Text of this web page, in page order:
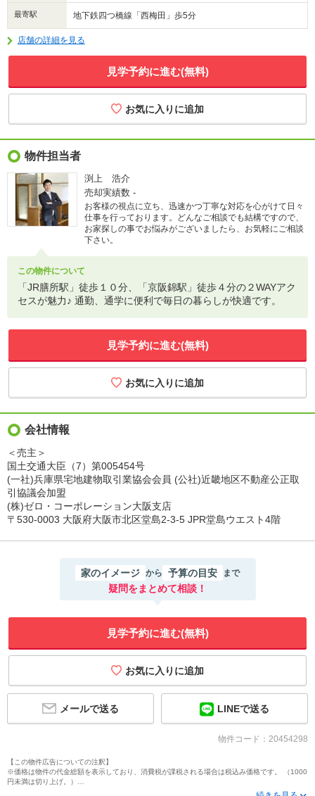
最寄駅 地下鉄四つ橋線「西梅田」歩5分
店舗の詳細を見る
見学予約に進む(無料)
物件担当者
渕上 浩介
売却実績数 -
お客様の視点に立ち、迅速かつ丁寧な対応を心がけて日々
仕事を行っております。どんなご相談でも結構ですので、
お家探しの事でお悩みがございましたら、お気軽にご相談
下さい。
この物件について
「JR膳所駅」徒歩１０分、「京阪錦駅」徒歩４分の２WAYアク
セスが魅力♪ 通勤、通学に便利で毎日の暮らしが快適です。
見学予約に進む(無料)
会社情報
＜売主＞
国土交通大臣（7）第005454号
(一社)兵庫県宅地建物取引業協会会員 (公社)近畿地区不動産公正取
引協議会加盟
(株)ゼロ・コーポレーション大阪支店
〒530-0003 大阪府大阪市北区堂島2-3-5 JPR堂島ウエスト4階
家のイメージ から 予算の目安 まで
疑問をまとめて相談！
見学予約に進む(無料)
メールで送る LINEで送る
物件コード：20454298
【この物件広告についての注釈】
※価格は物件の代金総額を表示しており、消費税が課税される場合は税込み価格です。 （1000
円未満は切り上げ。）
※写真に写っている、またはパース（絵）や間取り図に描かれている家具や車などは、特にコ